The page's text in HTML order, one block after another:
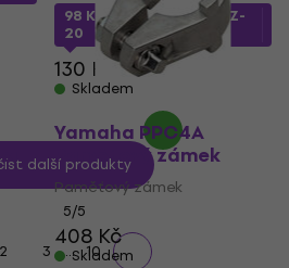
98 Kčs kódemMUZMUZ-
20
130 Kč
Skladem
Yamaha PPC4A
Paměťový zámek
Paměťový zámek
5/5
408 Kč
Skladem
další produkty
2 3 ... 10